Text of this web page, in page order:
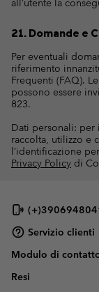
all’utente la
21. Domande e
Per eventuali
riferimento
Frequenti (FAQ).
possono essere
823.
Dati personali:
raccolta, utilizzo e
l’identificazione
Privacy Policy di
Servizio clienti
Modulo di
Resi